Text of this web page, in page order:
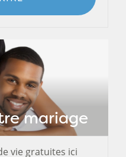
mariage
vie gratuites ici